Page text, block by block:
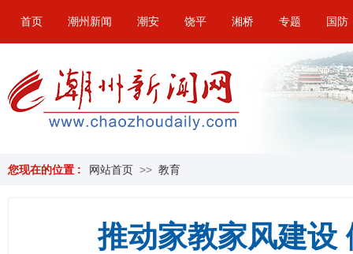
首页 潮州新闻 潮安 饶平 湘桥 专题 国防
您现在的位置 : 网站首页 >> 教育
推动家教家风建设